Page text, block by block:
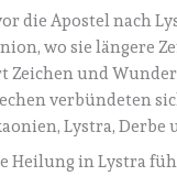
die Apostel nach
wo sie längere
Zeichen und
verbündeten
Lystra, Derbe
Heilung in Lystra